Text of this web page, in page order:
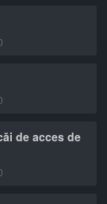
de acces de